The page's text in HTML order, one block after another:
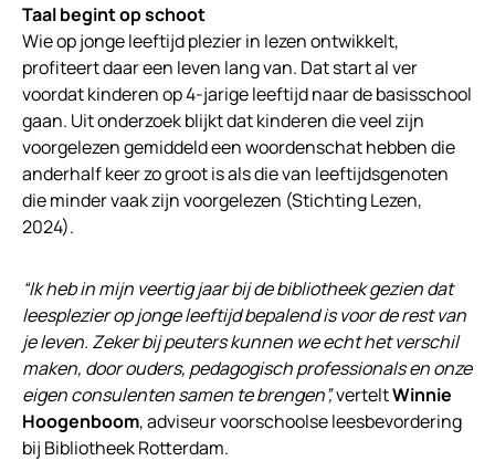
Taal begint op schoot
Wie op jonge leeftijd plezier in lezen ontwikkelt,
profiteert daar een leven lang van. Dat start al ver
voordat kinderen op 4-jarige leeftijd naar de basisschool
gaan. Uit onderzoek blijkt dat kinderen die veel zijn
voorgelezen gemiddeld een woordenschat hebben die
anderhalf keer zo groot is als die van leeftijdsgenoten
die minder vaak zijn voorgelezen (Stichting Lezen,
2024).
“Ik heb in mijn veertig jaar bij de bibliotheek gezien dat
leesplezier op jonge leeftijd bepalend is voor de rest van
je leven. Zeker bij peuters kunnen we echt het verschil
maken, door ouders, pedagogisch professionals en onze
eigen consulenten samen te brengen”,verteltWinnie
Hoogenboom, adviseur voorschoolse leesbevordering
bij Bibliotheek Rotterdam.